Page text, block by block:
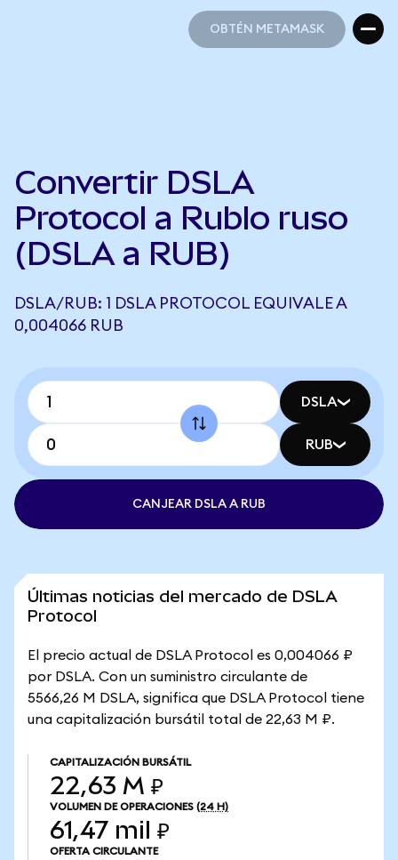
OBTÉN METAMASK
Convertir DSLA
Protocol a Rublo ruso
(DSLA a RUB)
DSLA/RUB: 1 DSLA PROTOCOL EQUIVALE A
0,004066 RUB
DSLA
RUB
CANJEAR DSLA A RUB
Últimas noticias del mercado de DSLA
Protocol
El precio actual de DSLA Protocol es 0,004066 ₽
por DSLA. Con un suministro circulante de
5566,26 M DSLA, significa que DSLA Protocol tiene
una capitalización bursátil total de 22,63 M ₽.
CAPITALIZACIÓN BURSÁTIL
22,63 M ₽
VOLUMEN DE OPERACIONES (24 H)
61,47 mil ₽
OFERTA CIRCULANTE